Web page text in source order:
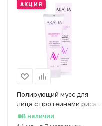
АКЦИЯ
Полирующий мусс для
лица с протеинами риса и
молочной кислотой
ARAVIA Laboratories, 100
В наличии